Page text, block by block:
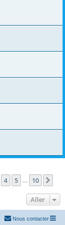
4 5 10
Aller
Nous contacter